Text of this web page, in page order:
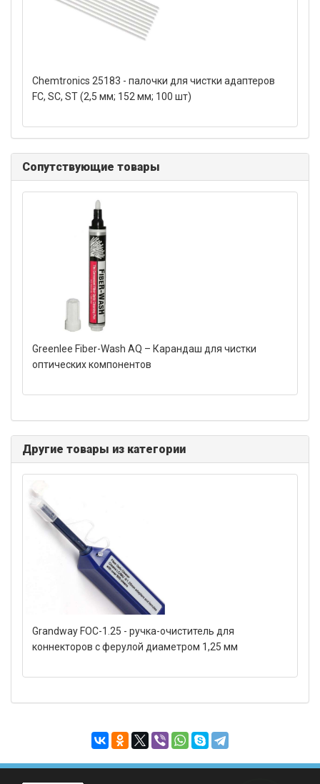
Chemtronics 25183 - палочки для чистки адаптеров
FC, SC, ST (2,5 мм; 152 мм; 100 шт)
Сопутствующие товары
Greenlee Fiber-Wash AQ – Карандаш для чистки
оптических компонентов
Другие товары из категории
Grandway FOC-1.25 - ручка-очиститель для
коннекторов с ферулой диаметром 1,25 мм